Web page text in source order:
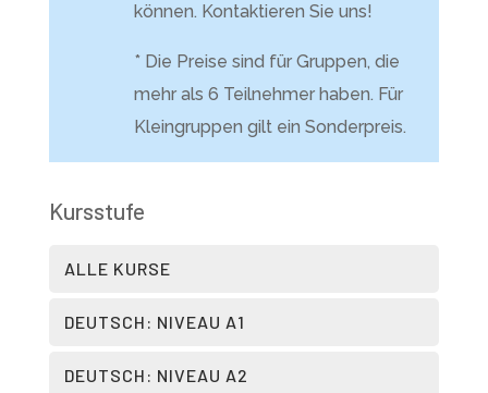
können. Kontaktieren Sie uns!
* Die Preise sind für Gruppen, die
mehr als 6 Teilnehmer haben. Für
Kleingruppen gilt ein Sonderpreis.
Kursstufe
ALLE KURSE
DEUTSCH: NIVEAU A1
DEUTSCH: NIVEAU A2